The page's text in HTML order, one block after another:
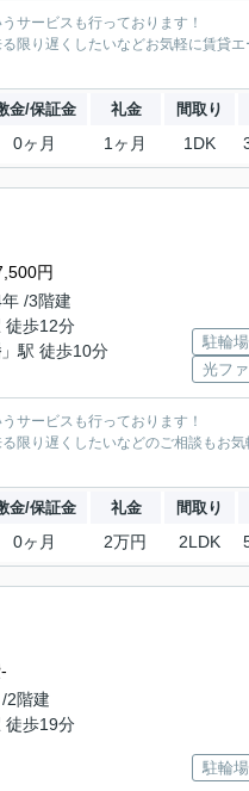
サービスも行っております！
限り遅くしたいなどお気軽に賃貸
金/保証金 礼金 間取り
0ヶ月 1ヶ月 1DK
円
/3階建
徒歩12分
」駅 徒歩10分 駐輪場
光フ
サービスも行っております！
限り遅くしたいなどのご相談もお
金/保証金 礼金 間取り
0ヶ月 2万円 2LDK
2階建
徒歩19分
駐輪場